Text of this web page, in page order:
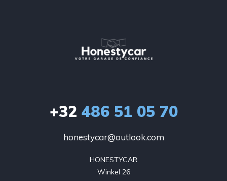
+32 486 51 05 70
honestycar@outlook.com
HONESTYCAR
Winkel 26